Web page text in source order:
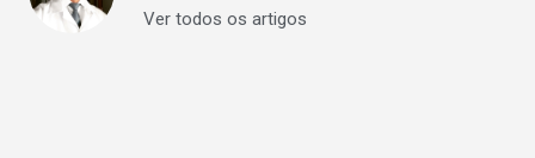
Ver todos os artigos